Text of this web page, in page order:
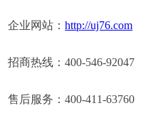
企业网站：http://uj76.com
招商热线：400-546-92047
售后服务：400-411-63760